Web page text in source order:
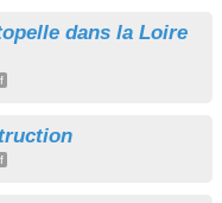
dans la Loire